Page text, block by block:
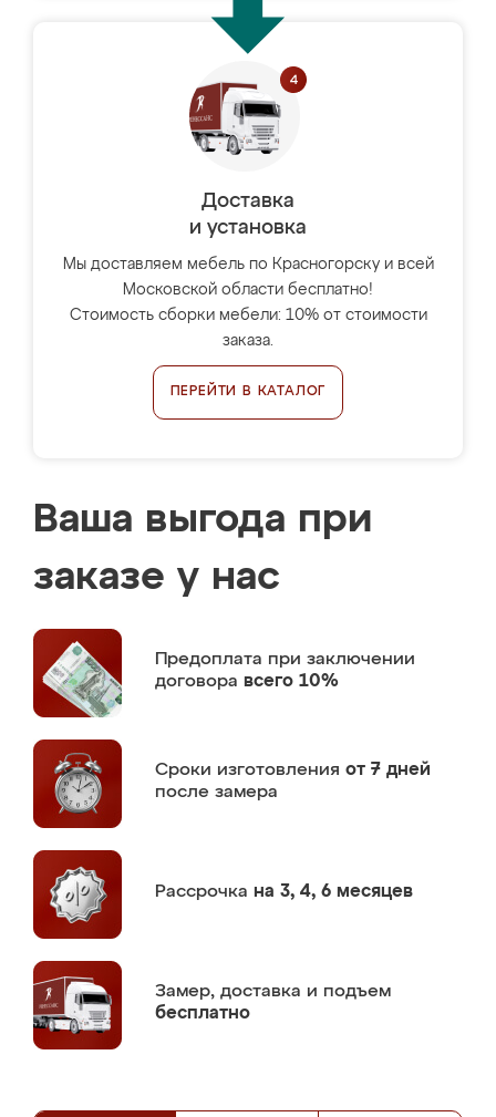
Доставка
и установка
Мы доставляем мебель по Красногорску и всей
Московской области бесплатно!
Стоимость сборки мебели: 10% от стоимости
заказа.
ПЕРЕЙТИ В КАТАЛОГ
Ваша выгода при
заказе у нас
Предоплата при заключении
договора всего 10%
Сроки изготовления от 7 дней
после замера
Рассрочка на 3, 4, 6 месяцев
Замер, доставка и подъем
бесплатно